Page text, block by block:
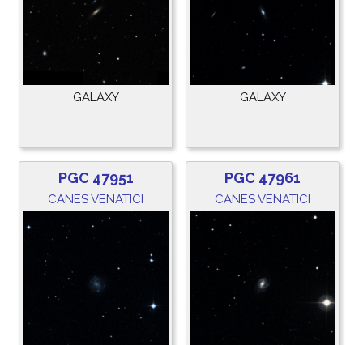
GALAXY GALAXY
PGC 47951
CANES VENATICI
PGC 47961
CANES VENATICI